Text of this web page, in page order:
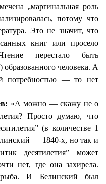
„маргинальная роль
, потому что
Это не значит, что
книг или просело
перестало быть
человека. А
потребностью — то нет
«А можно — скажу не о
Просто думаю, что
(в количестве 1
— 1840-х, но так и
десятилетия” может
нет, где она захирела.
И Белинский был